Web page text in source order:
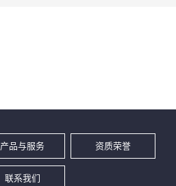
产品与服务 资质荣誉
联系我们